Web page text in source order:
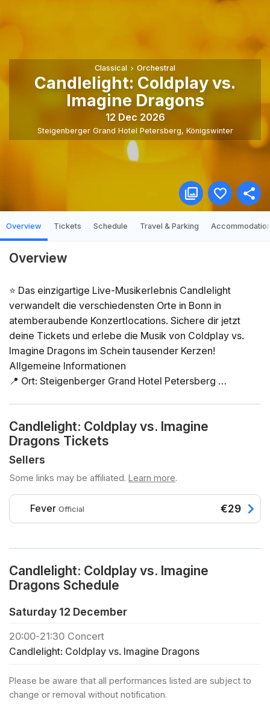
Classical Orchestral
Candlelight: Coldplay vs.
Imagine Dragons
12 Dec 2026
Steigenberger Grand Hotel Petersberg, Königswinter
Overview Tickets Schedule Travel & Parking
Overview
⭐ Das einzigartige Live-Musikerlebnis Candlelight
verwandelt die verschiedensten Orte in Bonn in
atemberaubende Konzertlocations. Sichere dir jetzt
deine Tickets und erlebe die Musik von Coldplay vs.
Imagine Dragons im Schein tausender Kerzen!
Allgemeine Informationen
📍 Ort: Steigenberger Grand Hotel Petersberg
⏳ Dauer: 60 Minuten. Es ist keine Pause vorgesehen.
Einlass ist 30 Minuten vor Beginn des Konzerts. Ein
verspäteter Einlass nach Konzertbeginn ist nicht
möglich!
👤 Altersbeschränkung: Kein Zutritt unter 8 Jahren.
Zutritt unter 16 Jahren nur in Begleitung einer
erwachsenen Person
❓ Du kannst die FAQ zu diesem Event hier nachlesen
🪑 Freie Platzwahl bei der Ankunft innerhalb der
gebuchten Zone
🕯️ Wenn du ein privates Konzert buchen oder reguläre
Tickets für eine Großgruppe (+30 Personen) kaufen
🎻 Entdecke alle Candlelight-Konzerte in Bonn
🎁 Klicke hier , um deine Liebsten mit einem
Programm Coldplay - Clocks Imagine Dragons -
Radioactive Coldplay - Adventure of a Lifetime
Candlelight: Coldplay vs. Imagine
Dragons Tickets
Sellers
Some links may be affiliated. Learn more.
Fever Official €29
Candlelight: Coldplay vs. Imagine
Dragons Schedule
Saturday 12 December
20:00-21:30 Concert
Candlelight: Coldplay vs. Imagine Dragons
Please be aware that all performances listed are subject to
change or removal without notification.